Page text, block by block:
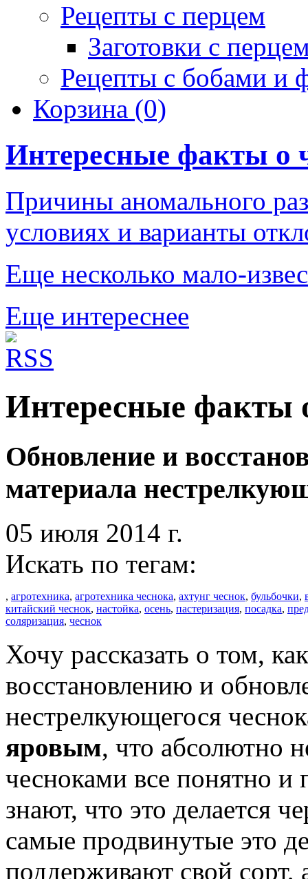
Рецепты с перцем
Заготовки с
Рецепты с бобами и
Корзина (0)
Интересные факты о
Причины аномального
условиях и варианты
Еще несколько мало-
Еще интереснее
Интересные факты
Обновление и
материала
05 июля 2014 г.
Искать по тегам:
, агротехника, агротехника чеснока, ахтунг чеснок, бульбочки,
китайский чеснок, настойка, осень, пастеризация, посадка,
соляризация, чеснок
Хочу рассказать о том,
восстановлению и
нестрелкующегося
яровым, что абсолютно
чесноками все понятно
знают, что это делается
самые продвинутые это
поддерживают свой